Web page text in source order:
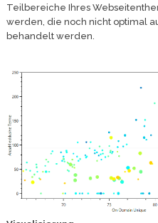
Teilbereiche Ihres
werden, die noch nicht optimal
behandelt werden.